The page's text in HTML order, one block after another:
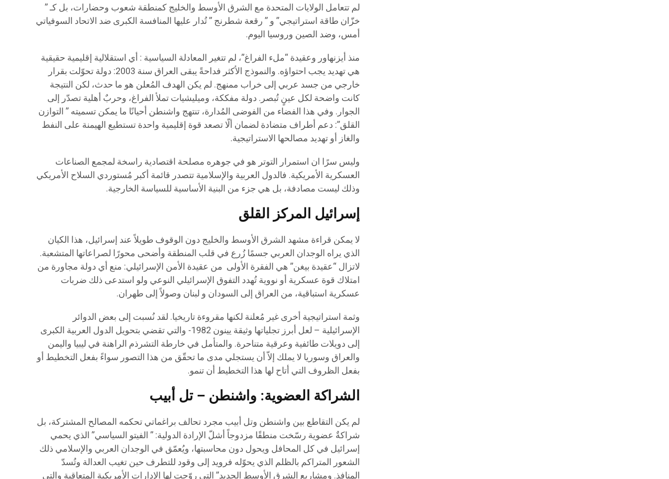
لم تتعامل الولايات المتحدة مع الشرق الأوسط والخليج كمنطقة شعوب وحضارات، بل كـ ”
خزّان طاقة استراتيجي” و ” رقعة شطرنج ” تُدار عليها المنافسة الكبرى ضد الاتحاد السوفياتي
أمس، وضد الصين وروسيا اليوم.
منذ أيزنهاور وعقيدة “ملء الفراغ”، لم تتغير المعادلة السياسية : أي استقلالية إقليمية حقيقية
هي تهديد يجب احتواؤه. والنموذج الأكثر فداحةً يبقى العراق سنة 2003: دولة تحوّلت بقرار
خارجي من جسد عربي إلى خراب ممنهج. لم يكن الهدف المُعلن هو ما حدث، لكن النتيجة
كانت واضحة لكل عينٍ تُبصر. دولة مفككة، وميليشيات تملأ الفراغ، وحربٌ أهلية تصدّر إلى
الجوار. وفي هذا الفضاء من الفوضى المُدارة، تنتهج واشنطن أحيانًا ما يمكن تسميته ” التوازن
القلق”: دعم أطراف متضادة لضمان ألّا تصعد قوة إقليمية واحدة تستطيع الهيمنة على النفط
والغاز أو تهديد مصالحها الاستراتيجية.
وليس سرًا ان استمرار التوتر هو في جوهره مصلحة اقتصادية راسخة لمجمع الصناعات
العسكرية الأمريكية. فالدول العربية والإسلامية تتصدر قائمة أكبر مُستوردي السلاح الأمريكي
وذلك ليست مصادفة، بل هي جزء من البنية الأساسية للسياسة الخارجية.
إسرائيل المركز القلق
لا يمكن قراءة مشهد الشرق الأوسط والخليج دون الوقوف طويلاً عند إسرائيل، هذا الكيان
الذي يراه الوجدان العربي جسمًا زُرع في قلب المنطقة وأضحى محورًا لصراعاتها المتشعبة.
لاتزال “عقيدة بيغن” هي الفقرة الأولى من عقيدة الأمن الإسرائيلي: منع أي دولة مجاورة من
امتلاك قوة عسكرية أو نووية تُهدد التفوق الإسرائيلي النوعي ولو استدعى ذلك ضربات
عسكرية استباقية، من العراق إلى السودان و لبنان وصولاً إلى طهران.
وثمة استراتيجية أخرى غير مُعلنة لكنها مقروءة تاريخيا. لقد نُسبت إلى بعض الدوائر
الإسرائيلية – لعل أبرز تجلياتها وثيقة يينون 1982- والتي تقضي بتحويل الدول العربية الكبرى
إلى دويلات طائفية وعرقية متناحرة. والمتأمل في خارطة التشرذم الراهنة في ليبيا واليمن
والعراق وسوريا لا يملك إلاّ أن يستجلي مدى ما تحقّق من هذا التصور سواءً بفعل التخطيط أو
بفعل الظروف التي أتاح لها هذا التخطيط أن تنمو.
الشراكة العضوية: واشنطن – تل أبيب
لم يكن التقاطع بين واشنطن وتل أبيب مجرد تحالف براغماتي تحكمه المصالح المشتركة، بل
شراكةٌ عضوية رسّخت منطقًا مزدوجاً أشلّ الإرادة الدولية: ” الفيتو السياسي” الذي يحمي
إسرائيل في كل المحافل ويحول دون محاسبتها، ويُعمّق في الوجدان العربي والإسلامي ذلك
الشعور المتراكم بالظلم الذي يحوّله فرويد إلى وقود للتطرف حين تغيب العدالة وتُسدّ
المنافذ. ومشاريع الشرق الأوسط الجديد” التي روّجت لها الإدارات الأمريكية المتعاقبة والتي